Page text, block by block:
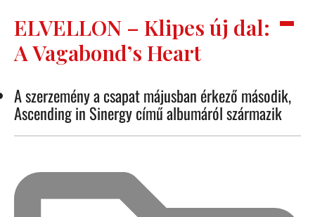
ELVELLON – Klipes új dal:
A Vagabond’s Heart
A szerzemény a csapat májusban érkező második,
Ascending in Sinergy című albumáról származik